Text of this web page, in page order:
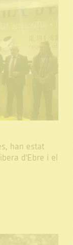
han estat
d'Ebre i el